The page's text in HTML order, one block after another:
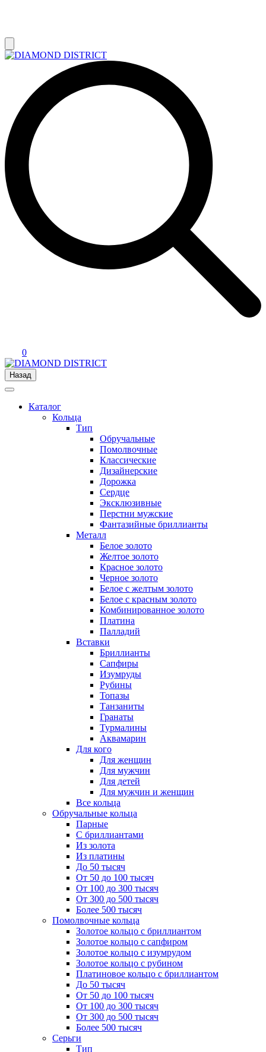
0
Назад
Каталог
Кольца
Тип
Обручальные
Помолвочные
Классические
Дизайнерские
Дорожка
Сердце
Эксклюзивные
Перстни мужские
Фантазийные бриллианты
Металл
Белое золото
Желтое золото
Красное золото
Черное золото
Белое с желтым золото
Белое с красным золото
Комбинированное золото
Платина
Палладий
Вставки
Бриллианты
Сапфиры
Изумруды
Рубины
Топазы
Танзаниты
Гранаты
Турмалины
Аквамарин
Для кого
Для женщин
Для мужчин
Для детей
Для мужчин и женщин
Все кольца
Обручальные кольца
Парные
С бриллиантами
Из золота
Из платины
До 50 тысяч
От 50 до 100 тысяч
От 100 до 300 тысяч
От 300 до 500 тысяч
Более 500 тысяч
Помолвочные кольца
Золотое кольцо с бриллиантом
Золотое кольцо с сапфиром
Золотое кольцо с изумрудом
Золотое кольцо с рубином
Платиновое кольцо с бриллиантом
До 50 тысяч
От 50 до 100 тысяч
От 100 до 300 тысяч
От 300 до 500 тысяч
Более 500 тысяч
Серьги
Тип